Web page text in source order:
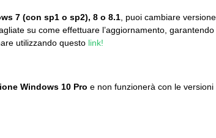
7 (con sp1 o sp2), 8 o 8.1 , puoi cambiare
su come effettuare l’aggiornamento,
utilizzando questo link!
Windows 10 Pro e non funzionerà con le versioni